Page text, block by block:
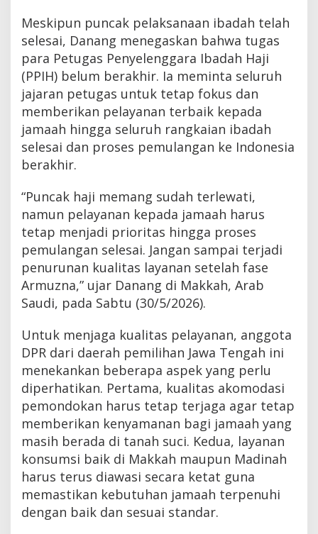
Meskipun puncak pelaksanaan ibadah telah
selesai, Danang menegaskan bahwa tugas
para Petugas Penyelenggara Ibadah Haji
(PPIH) belum berakhir. Ia meminta seluruh
jajaran petugas untuk tetap fokus dan
memberikan pelayanan terbaik kepada
jamaah hingga seluruh rangkaian ibadah
selesai dan proses pemulangan ke Indonesia
berakhir.
“Puncak haji memang sudah terlewati,
namun pelayanan kepada jamaah harus
tetap menjadi prioritas hingga proses
pemulangan selesai. Jangan sampai terjadi
penurunan kualitas layanan setelah fase
Armuzna,” ujar Danang di Makkah, Arab
Saudi, pada Sabtu (30/5/2026).
Untuk menjaga kualitas pelayanan, anggota
DPR dari daerah pemilihan Jawa Tengah ini
menekankan beberapa aspek yang perlu
diperhatikan. Pertama, kualitas akomodasi
pemondokan harus tetap terjaga agar tetap
memberikan kenyamanan bagi jamaah yang
masih berada di tanah suci. Kedua, layanan
konsumsi baik di Makkah maupun Madinah
harus terus diawasi secara ketat guna
memastikan kebutuhan jamaah terpenuhi
dengan baik dan sesuai standar.